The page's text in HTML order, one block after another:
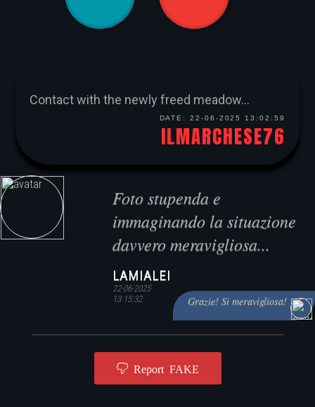
Contact with the newly freed meadow...
DATE:22-06-2025 13:02:59
ILMARCHESE76
Foto stupenda e
immaginando la situazione
davvero meravigliosa...
Grazie! Si meravigliosa!
LAMIALEI
22-06-2025
13:15:32
Report FAKE